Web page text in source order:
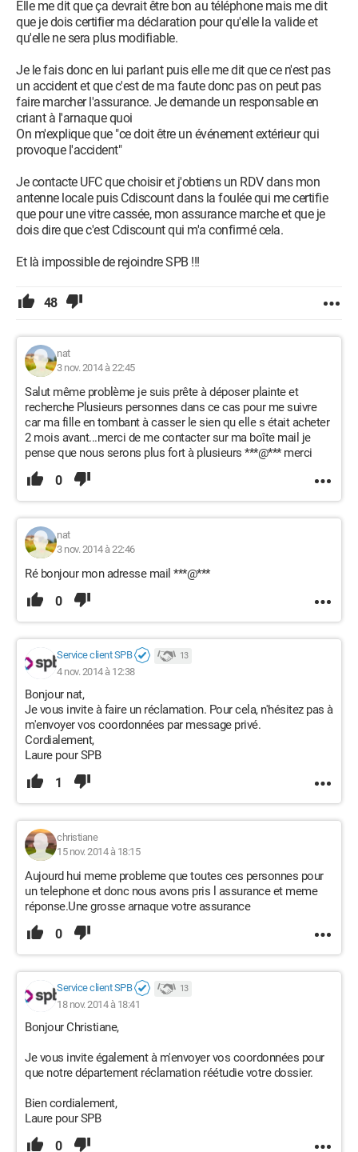
Elle me dit que ça devrait être bon au téléphone mais me dit
que je dois certifier ma déclaration pour qu'elle la valide et
qu'elle ne sera plus modifiable.
Je le fais donc en lui parlant puis elle me dit que ce n'est pas
un accident et que c'est de ma faute donc pas on peut pas
faire marcher l'assurance. Je demande un responsable en
criant à l'arnaque quoi
On m'explique que "ce doit être un événement extérieur qui
provoque l'accident"
Je contacte UFC que choisir et j'obtiens un RDV dans mon
antenne locale puis Cdiscount dans la foulée qui me certifie
que pour une vitre cassée, mon assurance marche et que je
dois dire que c'est Cdiscount qui m'a confirmé cela.
Et là impossible de rejoindre SPB !!!
48
nat
3 nov. 2014 à 22:45
Salut même problème je suis prête à déposer plainte et
recherche Plusieurs personnes dans ce cas pour me suivre
car ma fille en tombant à casser le sien qu elle s était acheter
2 mois avant...merci de me contacter sur ma boîte mail je
pense que nous serons plus fort à plusieurs ***@*** merci
0
nat
3 nov. 2014 à 22:46
Ré bonjour mon adresse mail ***@***
0
Service client SPB 13
4 nov. 2014 à 12:38
Bonjour nat,
Je vous invite à faire un réclamation. Pour cela, n'hésitez pas à
m'envoyer vos coordonnées par message privé.
Cordialement,
Laure pour SPB
1
christiane
15 nov. 2014 à 18:15
Aujourd hui meme probleme que toutes ces personnes pour
un telephone et donc nous avons pris l assurance et meme
réponse.Une grosse arnaque votre assurance
0
Service client SPB 13
18 nov. 2014 à 18:41
Bonjour Christiane,
Je vous invite également à m'envoyer vos coordonnées pour
que notre département réclamation réétudie votre dossier.
Bien cordialement,
Laure pour SPB
0